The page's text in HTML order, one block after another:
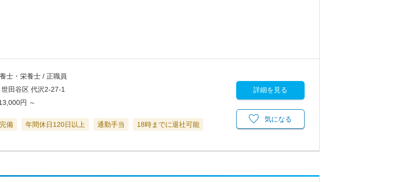
士・栄養士 / 正職員
田谷区 代沢2-27-1
円 ～
備 年間休日120日以上 通勤手当 18時までに退社可能
詳細を見る
気になる